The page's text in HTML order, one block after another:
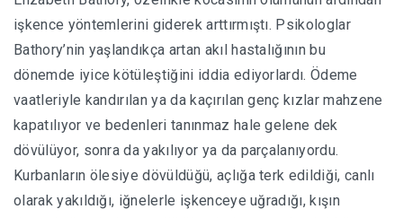
işkence yöntemlerini giderek arttırmıştı. Psikologlar
Bathory’nin yaşlandıkça artan akıl hastalığının bu
dönemde iyice kötüleştiğini iddia ediyorlardı. Ödeme
vaatleriyle kandırılan ya da kaçırılan genç kızlar mahzene
kapatılıyor ve bedenleri tanınmaz hale gelene dek
dövülüyor, sonra da yakılıyor ya da parçalanıyordu.
Kurbanların ölesiye dövüldüğü, açlığa terk edildiği, canlı
olarak yakıldığı, iğnelerle işkenceye uğradığı, kışın